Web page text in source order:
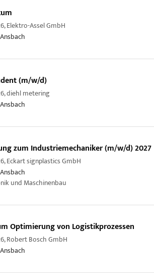
Elektro-Assel GmbH
(m/w/d)
diehl metering
zum Industriemechaniker (m/w/d) 2027
Eckart signplastics GmbH
und Maschinenbau
Optimierung von Logistikprozessen
Robert Bosch GmbH